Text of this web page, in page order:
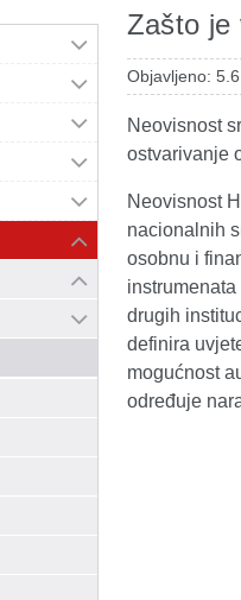
Zašto je
Objavljeno:
Neovisnost
ostvarivanje
Neovisnost
nacionalnih
osobnu i
drugih
definira
mogućnost
određuje